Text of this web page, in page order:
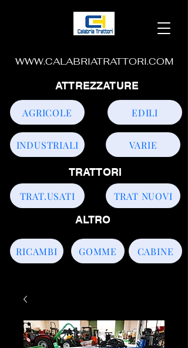
WWW.CALABRIATRATTORI.COM
TRAT.USATI TRAT NUOVI
INDUSTRIALI
AGRICOLE EDILI
VARIE
CABINE
GOMME
RICAMBI
ATTREZZATURE
TRATTORI
ALTRO